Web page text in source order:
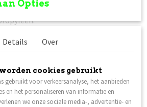
Opties
Details Over
worden cookies gebruikt
gebruikt voor verkeersanalyse, het aanbieden
en het personaliseren van informatie en
we onze sociale media-, advertentie- en